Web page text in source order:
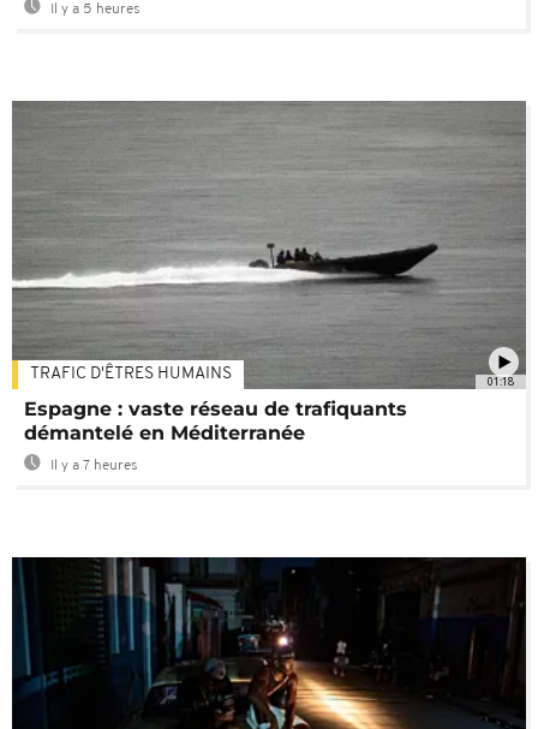
Il y a 5 heures
01:18
TRAFIC D'ÊTRES HUMAINS
Espagne : vaste réseau de trafiquants
démantelé en Méditerranée
Il y a 7 heures